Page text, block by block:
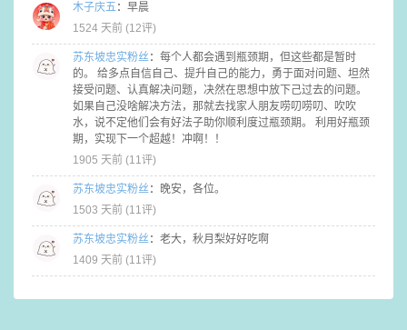
木子庆五： 早晨
1524 天前 (12评)
苏东坡忠实粉丝： 每个人都会遇到瓶颈期，但这些都是暂时
的。 给多点自信自己、提升自己的能力，勇于面对问题、坦然
接受问题、认真解决问题，决然在思想中放下己过去的问题。
如果自己没啥解决方法，那就去找家人朋友唠叨唠叨、吹吹
水，说不定他们会有好法子助你顺利度过瓶颈期。 利用好瓶颈
期，实现下一个超越！冲啊！！
1905 天前 (11评)
苏东坡忠实粉丝： 晚安，各位。
1503 天前 (11评)
苏东坡忠实粉丝： 老大，秋月梨好好吃啊
1409 天前 (11评)